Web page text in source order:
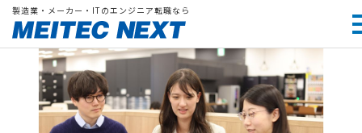
製造業・メーカー・ITのエンジニア転職なら